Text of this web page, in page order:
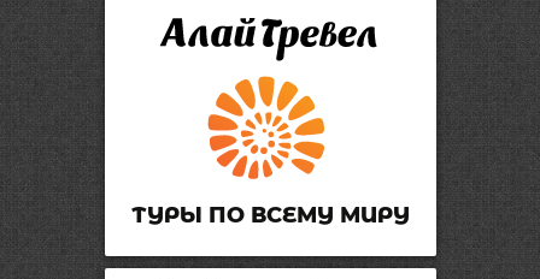
ТУРЫ ПО ВСЕМУ МИРУ